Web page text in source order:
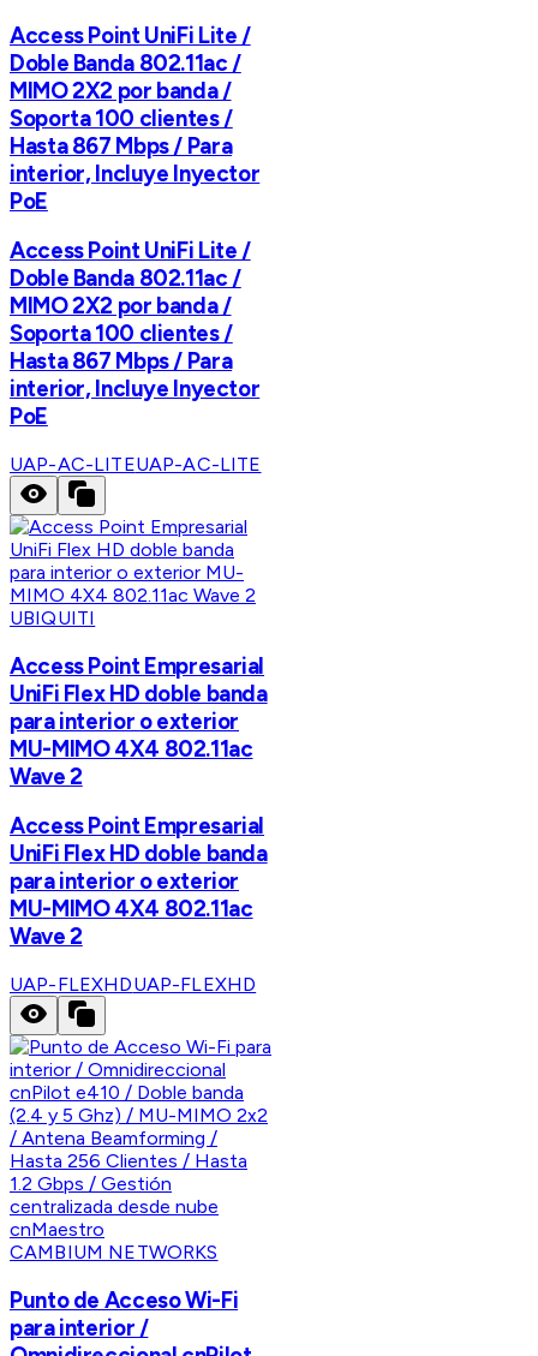
Access Point UniFi Lite /
Doble Banda 802.11ac /
MIMO 2X2 por banda /
Soporta 100 clientes /
Hasta 867 Mbps / Para
interior, Incluye Inyector
PoE
Access Point UniFi Lite /
Doble Banda 802.11ac /
MIMO 2X2 por banda /
Soporta 100 clientes /
Hasta 867 Mbps / Para
interior, Incluye Inyector
PoE
UAP-AC-LITEUAP-AC-LITE
UBIQUITI
Access Point Empresarial
UniFi Flex HD doble banda
para interior o exterior
MU-MIMO 4X4 802.11ac
Wave 2
Access Point Empresarial
UniFi Flex HD doble banda
para interior o exterior
MU-MIMO 4X4 802.11ac
Wave 2
UAP-FLEXHDUAP-FLEXHD
CAMBIUM NETWORKS
Punto de Acceso Wi-Fi
para interior /